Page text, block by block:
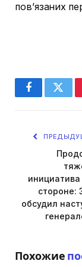
пов’язаних
Facebook
стороне:
обсудил
Похожие